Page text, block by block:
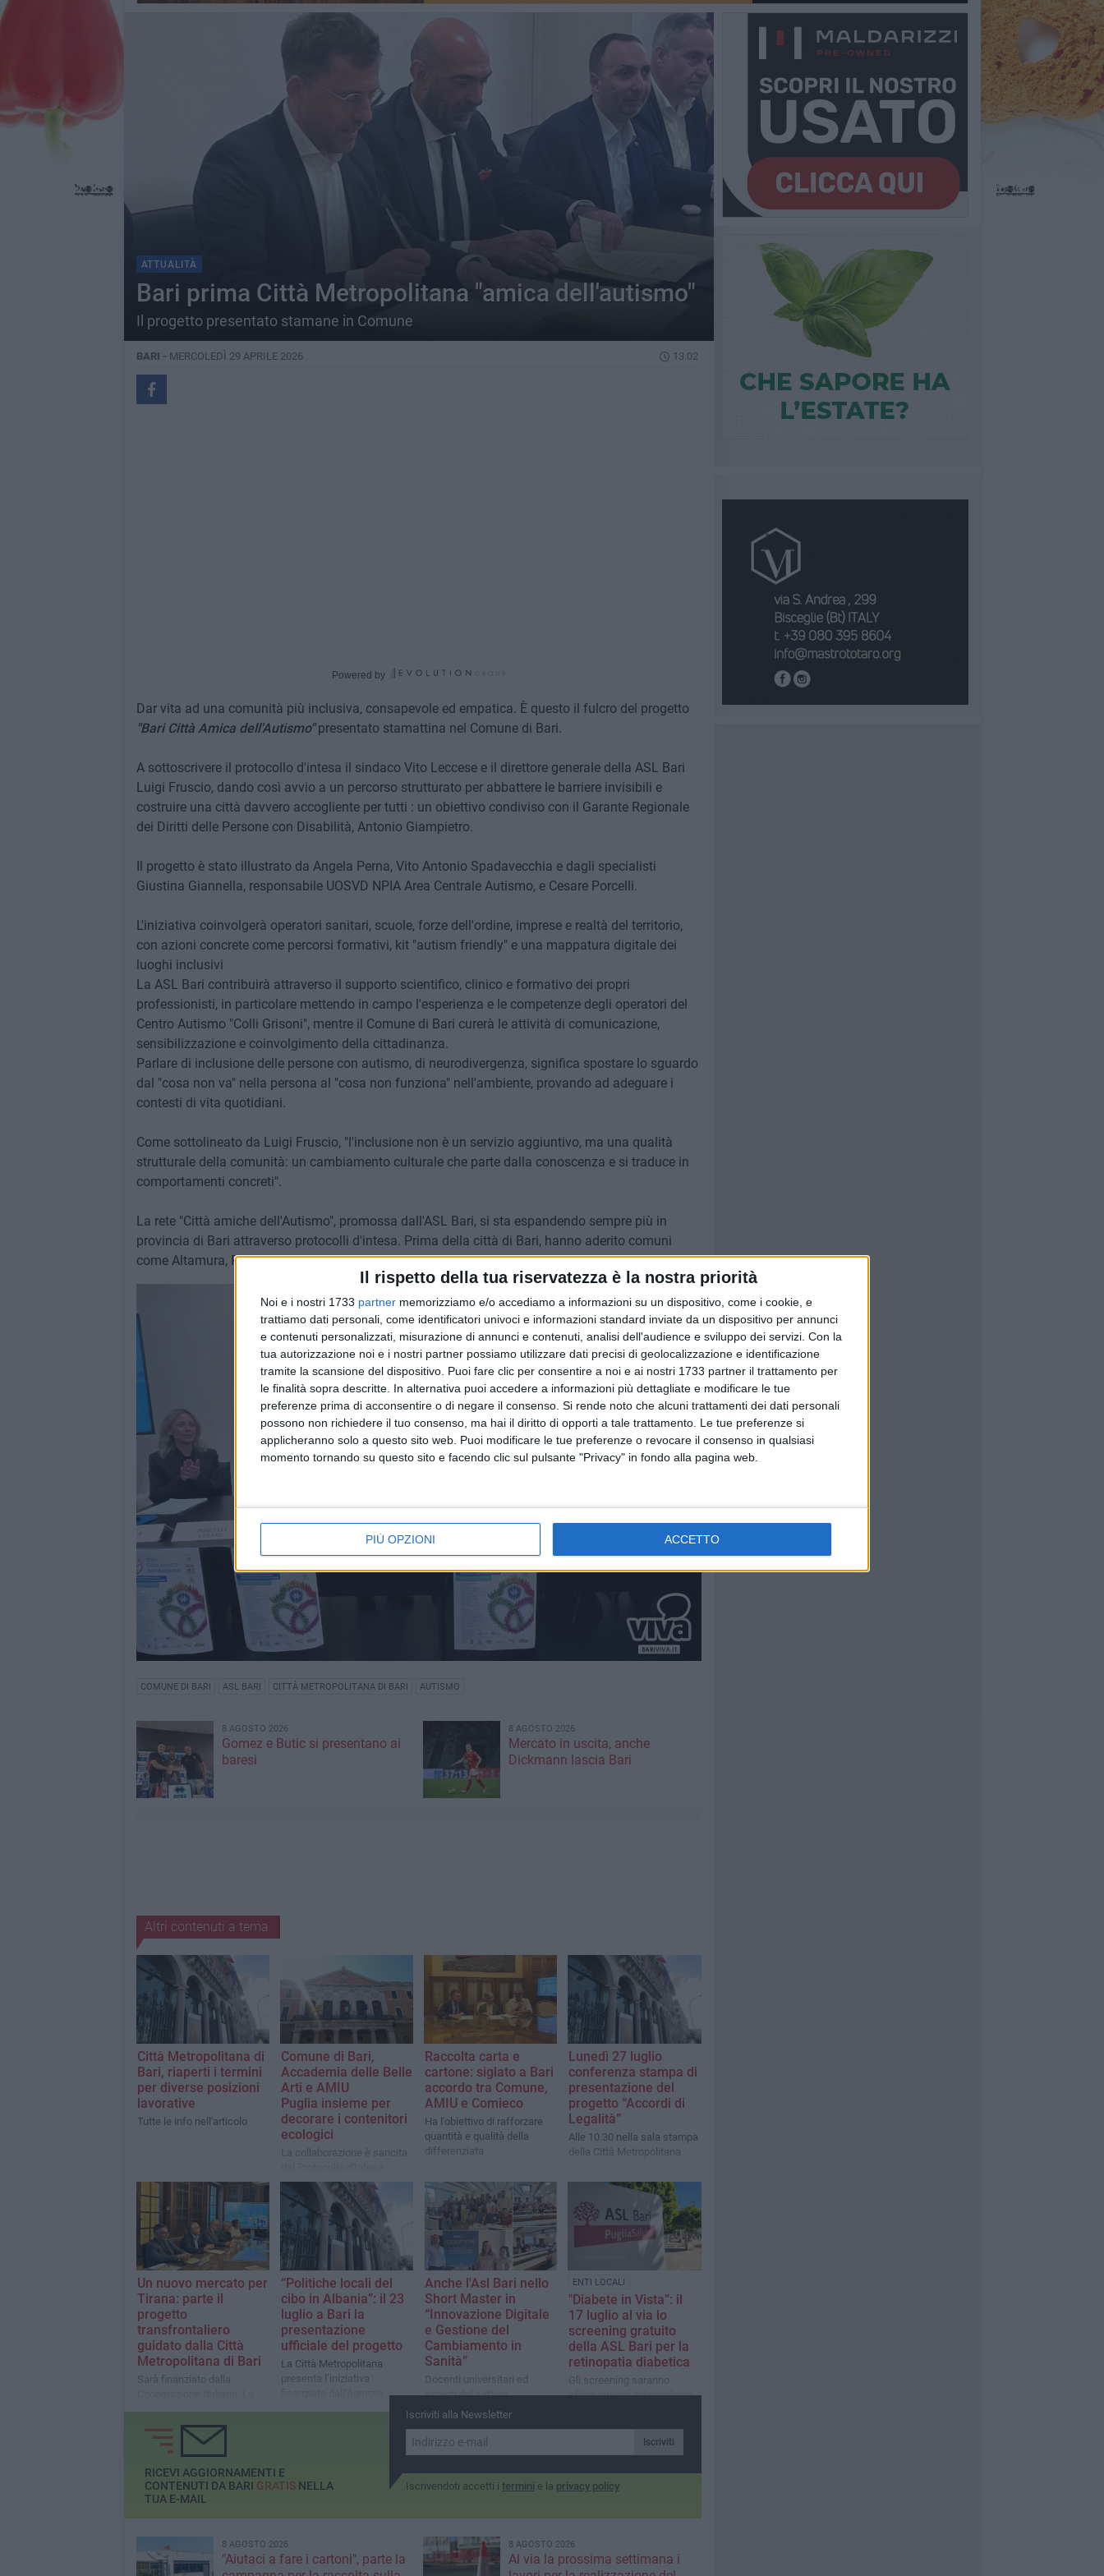
Il rispetto della tua riservatezza è la nostra priorità
Noi e i nostri 1733 partner memorizziamo e/o accediamo a informazioni su un dispositivo, come i cookie, e
trattiamo dati personali, come identificatori univoci e informazioni standard inviate da un dispositivo per annunci
e contenuti personalizzati, misurazione di annunci e contenuti, analisi dell'audience e sviluppo dei servizi. Con la
tua autorizzazione noi e i nostri partner possiamo utilizzare dati precisi di geolocalizzazione e identificazione
tramite la scansione del dispositivo. Puoi fare clic per consentire a noi e ai nostri 1733 partner il trattamento per
le finalità sopra descritte. In alternativa puoi accedere a informazioni più dettagliate e modificare le tue
preferenze prima di acconsentire o di negare il consenso. Si rende noto che alcuni trattamenti dei dati personali
possono non richiedere il tuo consenso, ma hai il diritto di opporti a tale trattamento. Le tue preferenze si
applicheranno solo a questo sito web. Puoi modificare le tue preferenze o revocare il consenso in qualsiasi
momento tornando su questo sito e facendo clic sul pulsante "Privacy" in fondo alla pagina web.
PIÙ OPZIONI ACCETTO
ATTUALITÀ
Bari prima Città Metropolitana "amica dell'autismo"
Il progetto presentato stamane in Comune
BARI - MERCOLEDÌ 29 APRILE 2026 13.02
Powered by
Dar vita ad una comunità più inclusiva, consapevole ed empatica. È questo il fulcro del progetto
"Bari Città Amica dell'Autismo"presentato stamattina nel Comune di Bari.
A sottoscrivere il protocollo d'intesa il sindaco Vito Leccese e il direttore generale della ASL Bari
Luigi Fruscio, dando così avvio a un percorso strutturato per abbattere le barriere invisibili e
costruire una città davvero accogliente per tutti : un obiettivo condiviso con il Garante Regionale
dei Diritti delle Persone con Disabilità, Antonio Giampietro.
Il progetto è stato illustrato da Angela Perna, Vito Antonio Spadavecchia e dagli specialisti
Giustina Giannella, responsabile UOSVD NPIA Area Centrale Autismo, e Cesare Porcelli.
L'iniziativa coinvolgerà operatori sanitari, scuole, forze dell'ordine, imprese e realtà del territorio,
con azioni concrete come percorsi formativi, kit "autism friendly" e una mappatura digitale dei
luoghi inclusivi
La ASL Bari contribuirà attraverso il supporto scientifico, clinico e formativo dei propri
professionisti, in particolare mettendo in campo l'esperienza e le competenze degli operatori del
Centro Autismo "Colli Grisoni", mentre il Comune di Bari curerà le attività di comunicazione,
sensibilizzazione e coinvolgimento della cittadinanza.
Parlare di inclusione delle persone con autismo, di neurodivergenza, significa spostare lo sguardo
dal "cosa non va" nella persona al "cosa non funziona" nell'ambiente, provando ad adeguare i
contesti di vita quotidiani.
Come sottolineato da Luigi Fruscio, "l'inclusione non è un servizio aggiuntivo, ma una qualità
strutturale della comunità: un cambiamento culturale che parte dalla conoscenza e si traduce in
comportamenti concreti".
La rete "Città amiche dell'Autismo", promossa dall'ASL Bari, si sta espandendo sempre più in
provincia di Bari attraverso protocolli d'intesa. Prima della città di Bari, hanno aderito comuni
come Altamura, Ruvo di Puglia, Acquaviva delle Fonti e Gravina in Puglia.
COMUNE DI BARI ASL BARI CITTÀ METROPOLITANA DI BARI AUTISMO
8 AGOSTO 2026
Gomez e Butic si presentano ai
baresi
8 AGOSTO 2026
Mercato in uscita, anche
Dickmann lascia Bari
Altri contenuti a tema
Città Metropolitana di
Bari, riaperti i termini
per diverse posizioni
lavorative
Tutte le info nell'articolo
Comune di Bari,
Accademia delle Belle
Arti​ e AMIU
Puglia insieme per
decorare i contenitori
ecologici
La collaborazione è sancita
Raccolta carta e
cartone: siglato a Bari
accordo tra Comune,
AMIU e Comieco
Ha l'obiettivo di rafforzare
quantità e qualità della
differenziata
Lunedì 27 luglio
conferenza stampa di
presentazione del
progetto “Accordi di
Legalità”
Alle 10.30 nella sala stampa
della Città Metropolitana
Un nuovo mercato per
Tirana: parte il
progetto
transfrontaliero
guidato dalla Città
Metropolitana di Bari
Sarà finanziato dalla
capoluogo pugliese
“Politiche locali del
cibo in Albania”: il 23
luglio a Bari la
presentazione
ufficiale del progetto
La Città Metropolitana
presenta l’iniziativa
Anche l'Asl Bari nello
Short Master in
“Innovazione Digitale
e Gestione del
Cambiamento in
Sanità”
Docenti universitari ed
esperti del settore
provenienti da Regione
Policlinico di Bari e Asl Bt
ENTI LOCALI
"Diabete in Vista”: il
17 luglio al via lo
screening gratuito
della ASL Bari per la
retinopatia diabetica
Gli screening saranno
effettuati con telemedicina
Iscriviti alla Newsletter
Iscriviti
Iscrivendoti accetti i termini e la privacy policy
RICEVI AGGIORNAMENTI E
CONTENUTI DA BARI GRATISNELLA
TUA E-MAIL
8 AGOSTO 2026
"Aiutaci a fare i cartoni", parte la
8 AGOSTO 2026
Al via la prossima settimana i